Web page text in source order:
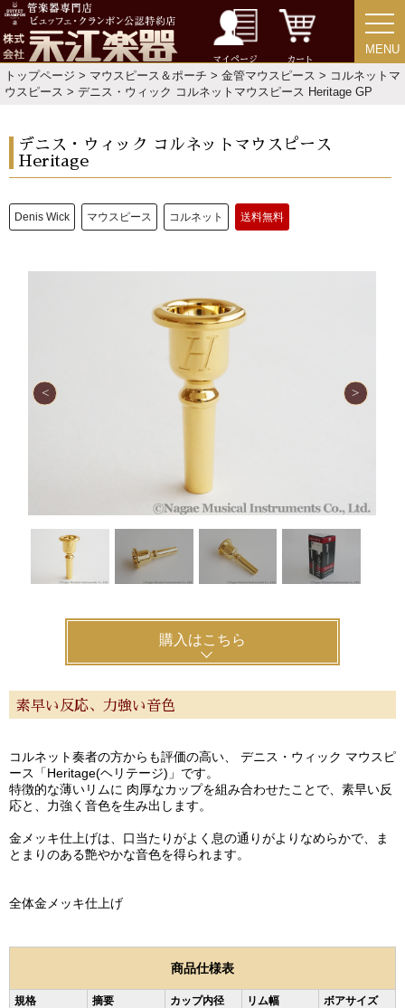
マイページ カート
MENU
MENU
トップページ > マウスピース＆ポーチ > 金管マウスピース > コルネットマ
ウスピース > デニス・ウィック コルネットマウスピース Heritage GP
デニス・ウィック コルネットマウスピース
Heritage
Denis Wick マウスピース コルネット 送料無料
購入はこちら
素早い反応、力強い音色
コルネット奏者の方からも評価の高い、 デニス・ウィック マウスピ
ース「Heritage(ヘリテージ)」です。
特徴的な薄いリムに 肉厚なカップを組み合わせたことで、素早い反
応と、力強く音色を生み出します。
金メッキ仕上げは、口当たりがよく息の通りがよりなめらかで、ま
とまりのある艶やかな音色を得られます。
全体金メッキ仕上げ
商品仕様表
規格 摘要 カップ内径 リム幅 ボアサイズ